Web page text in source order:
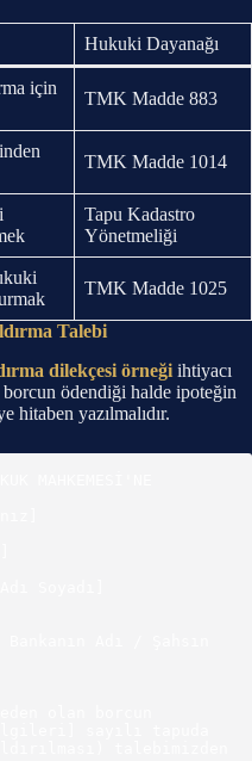
Hukuki Dayanağı
için
TMK Madde 883
TMK Madde 1014
Tapu Kadastro
Yönetmeliği
TMK Madde 1025
Talebi
dilekçesi örneği ihtiyacı
ödendiği halde ipoteğin
hitaben yazılmalıdır.